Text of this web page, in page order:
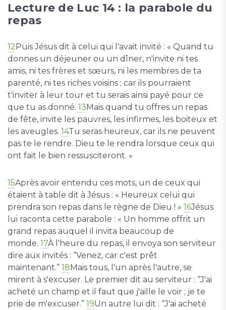
Lecture de Luc 14 : la parabole du
repas
12Puis Jésus dit à celui qui l'avait invité : « Quand tu
donnes un déjeuner ou un dîner, n'invite ni tes
amis, ni tes frères et sœurs, ni les membres de ta
parenté, ni tes riches voisins ; car ils pourraient
t'inviter à leur tour et tu serais ainsi payé pour ce
que tu as donné. 13Mais quand tu offres un repas
de fête, invite les pauvres, les infirmes, les boiteux et
les aveugles. 14Tu seras heureux, car ils ne peuvent
pas te le rendre. Dieu te le rendra lorsque ceux qui
ont fait le bien ressusciteront. »
15Après avoir entendu ces mots, un de ceux qui
étaient à table dit à Jésus : « Heureux celui qui
prendra son repas dans le règne de Dieu ! » 16Jésus
lui raconta cette parabole : « Un homme offrit un
grand repas auquel il invita beaucoup de
monde. 17À l'heure du repas, il envoya son serviteur
dire aux invités : “Venez, car c'est prêt
maintenant.” 18Mais tous, l'un après l'autre, se
mirent à s'excuser. Le premier dit au serviteur : “J'ai
acheté un champ et il faut que j'aille le voir ; je te
prie de m'excuser.” 19Un autre lui dit : “J'ai acheté